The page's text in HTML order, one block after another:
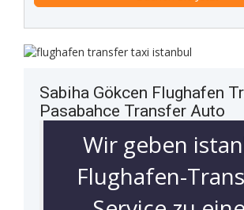
Sabiha Gökcen Flughafen
Pasabahce Transfer Auto
Wir geben
Flughafen-